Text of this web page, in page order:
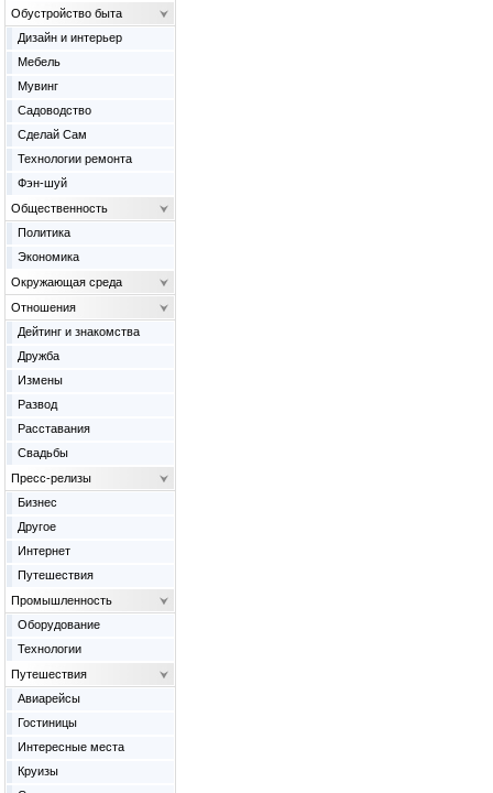
Обустройство быта
Дизайн и интерьер
Мебель
Мувинг
Садоводство
Сделай Сам
Технологии ремонта
Фэн-шуй
Общественность
Политика
Экономика
Окружающая среда
Отношения
Дейтинг и знакомства
Дружба
Измены
Развод
Расставания
Свадьбы
Пресс-релизы
Бизнес
Другое
Интернет
Путешествия
Промышленность
Оборудование
Технологии
Путешествия
Авиарейсы
Гостиницы
Интересные места
Круизы